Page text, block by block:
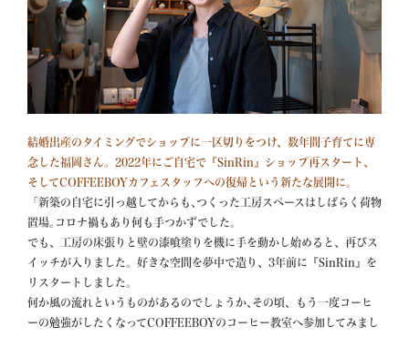
結婚出産のタイミングでショップに一区切りをつけ、数年間子育てに専
念した福岡さん。2022年にご自宅で『SinRin』ショップ再スタート、
そしてCOFFEEBOYカフェスタッフへの復帰という新たな展開に。
「新築の自宅に引っ越してからも､つくった工房スペースはしばらく荷物
置場｡コロナ禍もあり何も手つかずでした。
でも、工房の床張りと壁の漆喰塗りを機に手を動かし始めると、再びス
イッチが入りました。好きな空間を夢中で造り、3年前に『SinRin』を
リスタートしました。
何か風の流れというものがあるのでしょうか､その頃、もう一度コーヒ
ーの勉強がしたくなってCOFFEEBOYのコーヒー教室へ参加してみまし